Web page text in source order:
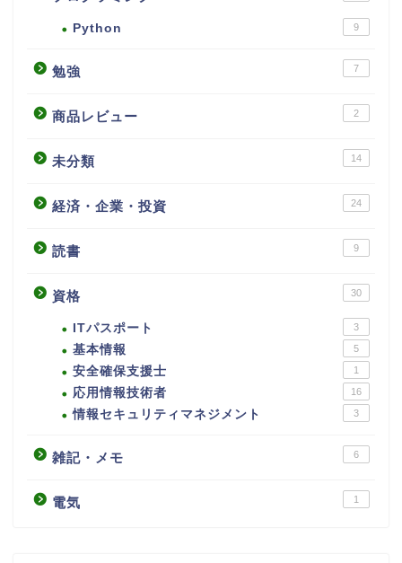
Python 9
勉強 7
商品レビュー 2
未分類 14
経済・企業・投資 24
読書 9
資格 30
ITパスポート 3
基本情報 5
安全確保支援士 1
応用情報技術者 16
情報セキュリティマネジメント 3
雑記・メモ 6
電気 1